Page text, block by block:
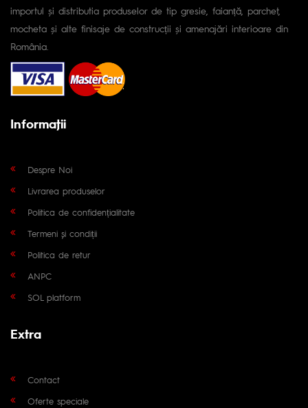
importul și distributia produselor de tip gresie, faianță, parchet,
mocheta și alte finisaje de construcții și amenajări interioare din
România.
Informaţii
Despre Noi
Livrarea produselor
Politica de confidențialitate
Termeni și condiții
Politica de retur
ANPC
SOL platform
Extra
Contact
Oferte speciale